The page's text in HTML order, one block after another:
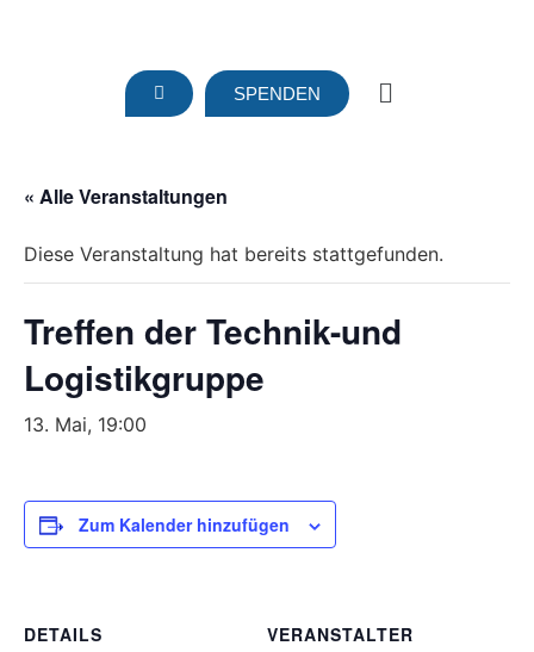
SPENDEN
« Alle Veranstaltungen
Diese Veranstaltung hat bereits stattgefunden.
Treffen der Technik-und
Logistikgruppe
13. Mai, 19:00
Zum Kalender hinzufügen
DETAILS
VERANSTALTER